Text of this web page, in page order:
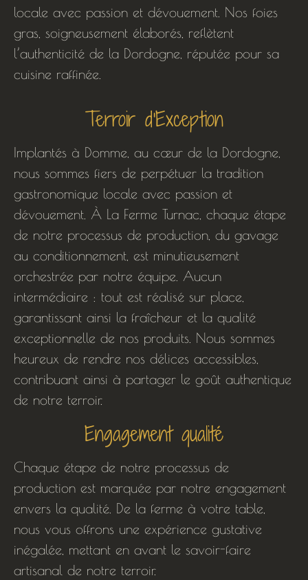
locale avec passion et dévouement. Nos foies
gras, soigneusement élaborés, reflètent
l’authenticité de la Dordogne, réputée pour sa
cuisine raffinée.
Terroir d'Exception
Implantés à Domme, au cœur de la Dordogne,
nous sommes fiers de perpétuer la tradition
gastronomique locale avec passion et
dévouement. À La Ferme Turnac, chaque étape
de notre processus de production, du gavage
au conditionnement, est minutieusement
orchestrée par notre équipe. Aucun
intermédiaire : tout est réalisé sur place,
garantissant ainsi la fraîcheur et la qualité
exceptionnelle de nos produits. Nous sommes
heureux de rendre nos délices accessibles,
contribuant ainsi à partager le goût authentique
de notre terroir.
Engagement qualité
Chaque étape de notre processus de
production est marquée par notre engagement
envers la qualité. De la ferme à votre table,
nous vous offrons une expérience gustative
inégalée, mettant en avant le savoir-faire
artisanal de notre terroir.